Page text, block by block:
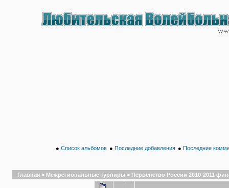
● Список альбомов ● Последние добавления ● Последние
Главная > Межрегиональные турниры > Первенство России 2010-2011